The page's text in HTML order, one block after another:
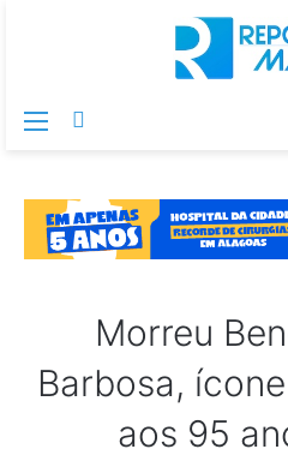
Menu
Morreu
Barbosa,
aos 95